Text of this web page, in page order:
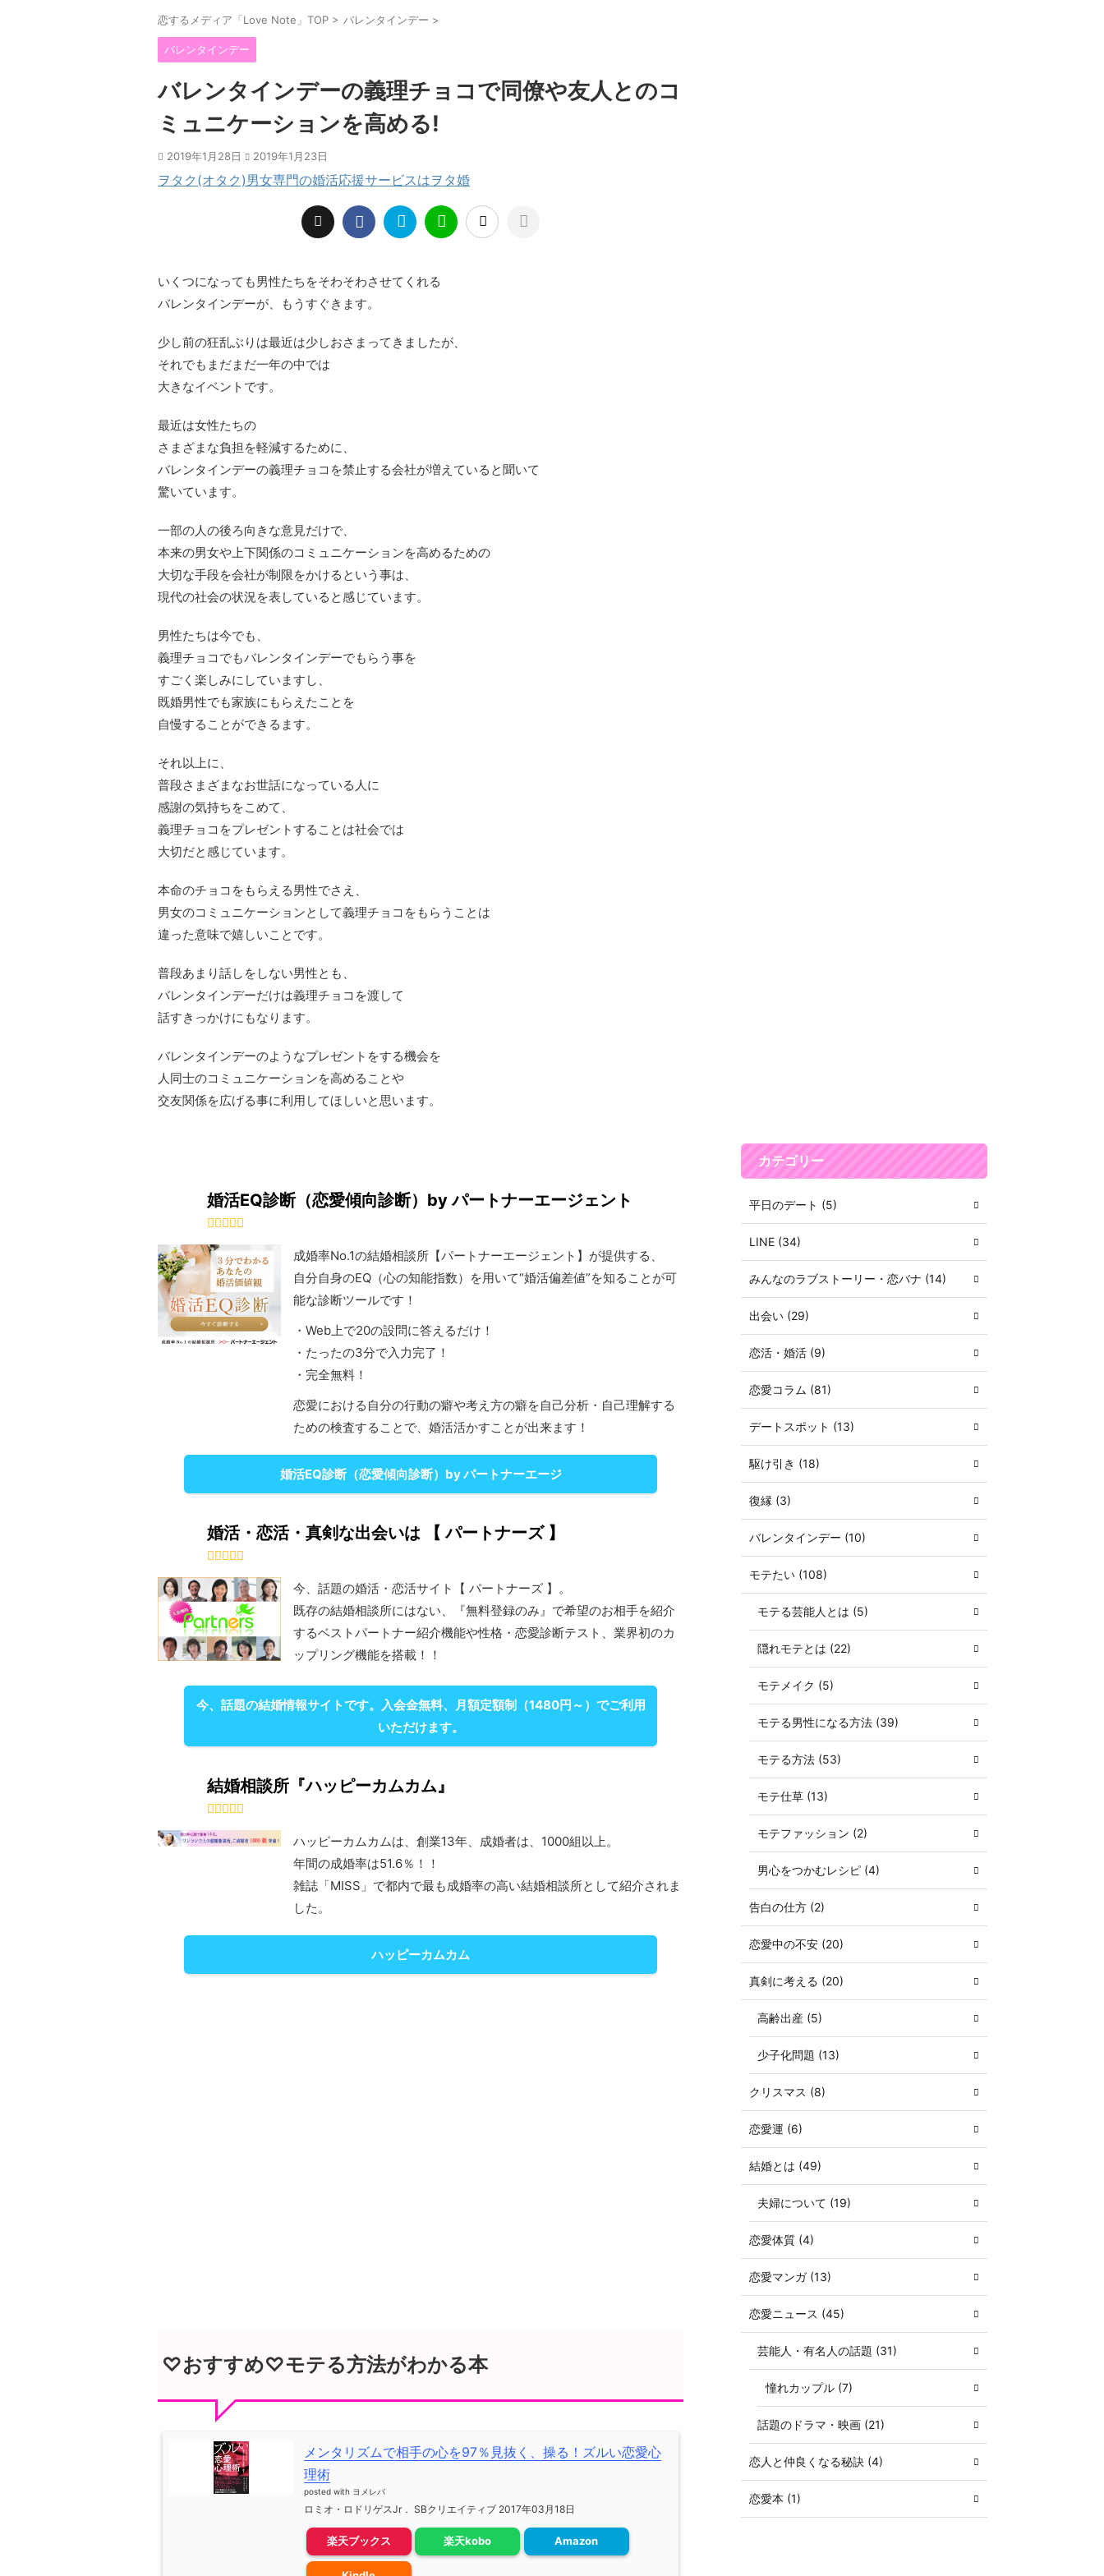
恋するメディア「Love Note」TOP > バレンタインデー >
バレンタインデー
バレンタインデーの義理チョコで同僚や友人とのコ
ミュニケーションを高める!
2019年1月28日 2019年1月23日
ヲタク(オタク)男女専門の婚活応援サービスはヲタ婚
いくつになっても男性たちをそわそわさせてくれる
バレンタインデーが、もうすぐきます。
少し前の狂乱ぶりは最近は少しおさまってきましたが、
それでもまだまだ一年の中では
大きなイベントです。
最近は女性たちの
さまざまな負担を軽減するために、
バレンタインデーの義理チョコを禁止する会社が増えていると聞いて
驚いています。
一部の人の後ろ向きな意見だけで、
本来の男女や上下関係のコミュニケーションを高めるための
大切な手段を会社が制限をかけるという事は、
現代の社会の状況を表していると感じています。
男性たちは今でも、
義理チョコでもバレンタインデーでもらう事を
すごく楽しみにしていますし、
既婚男性でも家族にもらえたことを
自慢することができるます。
それ以上に、
普段さまざまなお世話になっている人に
感謝の気持ちをこめて、
義理チョコをプレゼントすることは社会では
大切だと感じています。
本命のチョコをもらえる男性でさえ、
男女のコミュニケーションとして義理チョコをもらうことは
違った意味で嬉しいことです。
普段あまり話しをしない男性とも、
バレンタインデーだけは義理チョコを渡して
話すきっかけにもなります。
バレンタインデーのようなプレゼントをする機会を
人同士のコミュニケーションを高めることや
交友関係を広げる事に利用してほしいと思います。
婚活EQ診断（恋愛傾向診断）by パートナーエージェント
成婚率No.1の結婚相談所【パートナーエージェント】が提供する、
自分自身のEQ（心の知能指数）を用いて“婚活偏差値”を知ることが可
能な診断ツールです！
・Web上で20の設問に答えるだけ！
・たったの3分で入力完了！
・完全無料！
恋愛における自分の行動の癖や考え方の癖を自己分析・自己理解する
ための検査することで、婚活活かすことが出来ます！
婚活EQ診断（恋愛傾向診断）by パートナーエージ
婚活・恋活・真剣な出会いは 【 パートナーズ 】
今、話題の婚活・恋活サイト【 パートナーズ 】。
既存の結婚相談所にはない、『無料登録のみ』で希望のお相手を紹介
するベストパートナー紹介機能や性格・恋愛診断テスト、業界初のカ
ップリング機能を搭載！！
今、話題の結婚情報サイトです。入会金無料、月額定額制（1480円～）でご利用
いただけます。
結婚相談所『ハッピーカムカム』
ハッピーカムカムは、創業13年、成婚者は、1000組以上。
年間の成婚率は51.6％！！
雑誌「MISS」で都内で最も成婚率の高い結婚相談所として紹介されま
した。
ハッピーカムカム
♡おすすめ♡モテる方法がわかる本
メンタリズムで相手の心を97％見抜く、操る！ズルい恋愛心
理術
posted with ヨメレバ
ロミオ・ロドリゲスJr． SBクリエイティブ 2017年03月18日
楽天ブックス 楽天kobo Amazon
カテゴリー
平日のデート (5)
LINE (34)
みんなのラブストーリー・恋バナ (14)
出会い (29)
恋活・婚活 (9)
恋愛コラム (81)
デートスポット (13)
駆け引き (18)
復縁 (3)
バレンタインデー (10)
モテたい (108)
モテる芸能人とは (5)
隠れモテとは (22)
モテメイク (5)
モテる男性になる方法 (39)
モテる方法 (53)
モテ仕草 (13)
モテファッション (2)
男心をつかむレシピ (4)
告白の仕方 (2)
恋愛中の不安 (20)
真剣に考える (20)
高齢出産 (5)
少子化問題 (13)
クリスマス (8)
恋愛運 (6)
結婚とは (49)
夫婦について (19)
恋愛体質 (4)
恋愛マンガ (13)
恋愛ニュース (45)
芸能人・有名人の話題 (31)
憧れカップル (7)
話題のドラマ・映画 (21)
恋人と仲良くなる秘訣 (4)
恋愛本 (1)